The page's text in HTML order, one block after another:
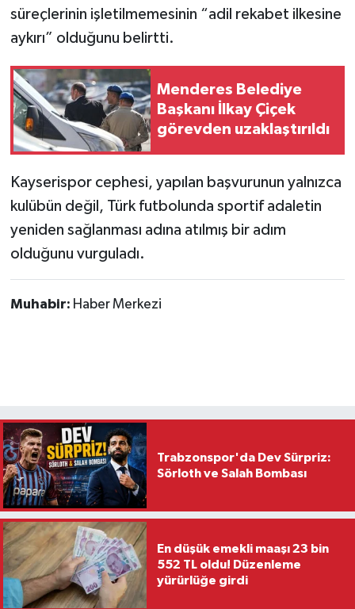
süreçlerinin işletilmemesinin “adil rekabet ilkesine
aykırı” olduğunu belirtti.
Menderes Belediye
Başkanı İlkay Çiçek
görevden uzaklaştırıldı
Kayserispor cephesi, yapılan başvurunun yalnızca
kulübün değil, Türk futbolunda sportif adaletin
yeniden sağlanması adına atılmış bir adım
olduğunu vurguladı.
Muhabir: Haber Merkezi
Trabzonspor'da Dev Sürpriz:
Sörloth ve Salah Bombası
En düşük emekli maaşı 23 bin
552 TL oldu! Düzenleme
yürürlüğe girdi